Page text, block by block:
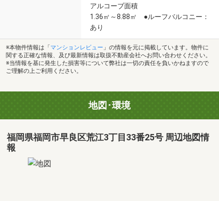
アルコーブ面積
1.36㎡～8.88㎡ ●ルーフバルコニー：
あり
※本物件情報は「 マンションレビュー 」の情報を元に掲載しています。物件に
関する正確な情報、及び最新情報は取扱不動産会社へお問い合わせください。
※当情報を基に発生した損害等について弊社は一切の責任を負いかねますので
ご理解の上ご利用ください。
地図･環境
福岡県福岡市早良区荒江3丁目33番25号 周辺地図情
報